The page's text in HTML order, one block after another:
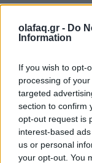
olafaq.gr - Do
Information
If you wish to opt-
processing of
targeted
section to confirm
opt-out request is
interest-based
us or personal
your opt-out. You
Στο
23.03.26
Ένα σπίτι γεμάτο
"Θηριοτροφείο"
σε παγίδα και το